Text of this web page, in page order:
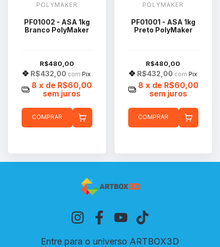
POLYMAKER
PF01002 - ASA 1kg
Branco PolyMaker
R$480,00
R$432,00 com Pix
8 x de R$60,00
sem juros
COMPRAR
POLYMAKER
PF01001 - ASA 1kg
Preto PolyMaker
R$480,00
R$432,00 com Pix
8 x de R$60,00
sem juros
COMPRAR
Entre para o universo ARTBOX3D